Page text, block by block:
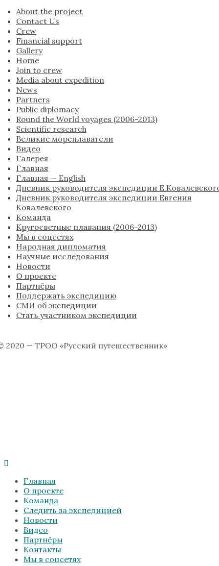
About the project
Contact Us
Crew
Financial support
Gallery
Home
Join to crew
Media about expedition
News
Partners
Public diplomacy
Round the World voyages (2006-2013)
Scientific research
Великие мореплаватели
Видео
Галерея
Главная
Главная — English
Дневник руководителя экспедиции
Дневник руководителя экспедиции Евгения
Ковалевского
Команда
Кругосветные плавания (2006-2013)
Мы в соцсетях
Народная дипломатия
Научные исследования
Новости
О проекте
Партнёры
Поддержать экспедицию
СМИ об экспедиции
Стать участником экспедиции
2020 — ТРОО «Русский путешественник»
Главная
О проекте
Команда
Следить за экспедицией
Новости
Видео
Партнёры
Контакты
Мы в соцсетях